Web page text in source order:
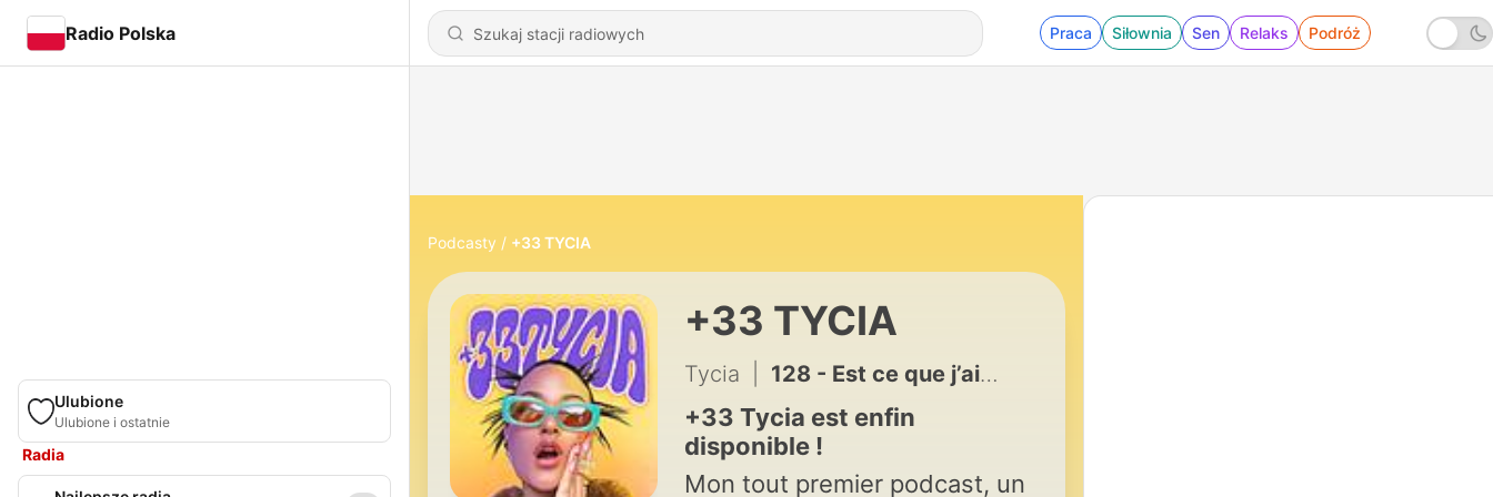
Radio Polska Praca Siłownia Sen Relaks Podróż
Ulubione
Ulubione i ostatnie
Radia
Podcasty +33 TYCIA
+33 TYCIA
Tycia 128 - Est ce que j’ai envie d’être mère?
+33 Tycia est enfin
disponible !
Mon tout premier podcast, un